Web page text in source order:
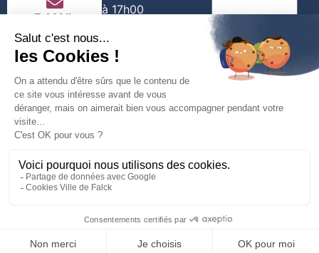
E-MAIL
contact@falck-
moselle.com
à 17h00
08h30 à 11h30
1er et 3e
Samedi du
mois :08h30 à
11h30
Envoyer
Copyright © 2026 | Construit avec